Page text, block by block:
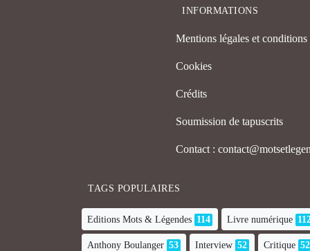
INFORMATIONS
Mentions légales et
Cookies
Crédits
Soumission de tapuscrits
Contact :
TAGS POPULAIRES
Editions Mots & Légendes 114 Livre numérique
Anthony Boulanger 53 Interview 52 Critique 52